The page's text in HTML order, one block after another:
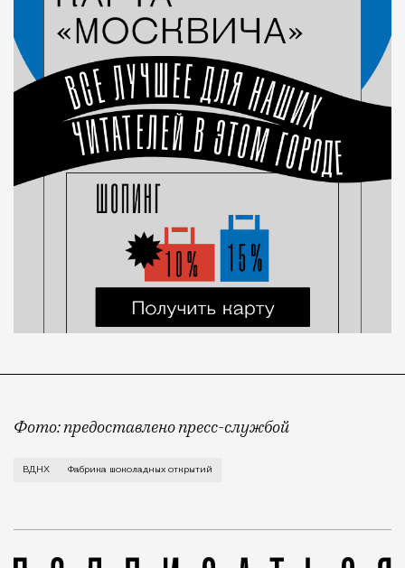
Фото: предоставлено пресс-службой
Все желающие набрать калорий к зиме под
ВДНХ Фабрика шоколадных открытий